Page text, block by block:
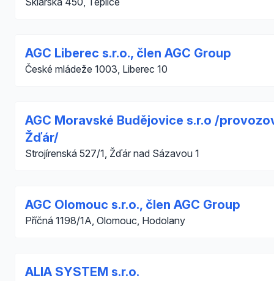
AGC Liberec s.r.o., člen AGC Group
České mládeže 1003, Liberec 10
AGC Moravské Budějovice s.r.o /
Žďár/
Strojírenská 527/1, Žďár nad Sázavou 1
AGC Olomouc s.r.o., člen AGC Group
Příčná 1198/1A, Olomouc, Hodolany
ALIA SYSTEM s.r.o.